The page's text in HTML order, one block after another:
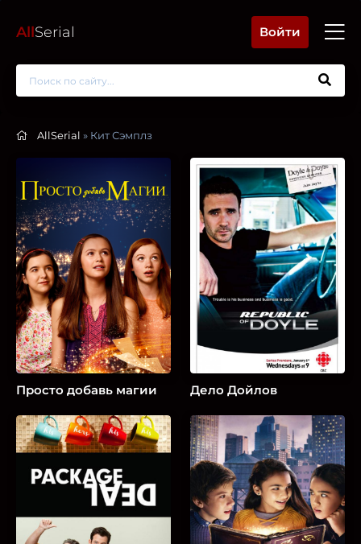
AllSerial Войти
AllSerial » Кит Сэмплз
Просто добавь магии Дело Дойлов